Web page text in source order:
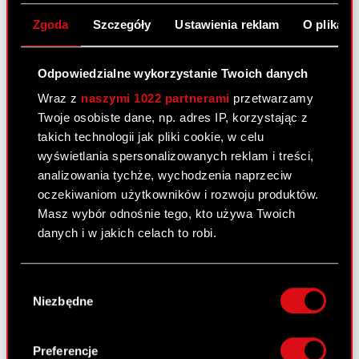
Zgoda Szczegóły Ustawienia reklam O
Odpowiedzialne wykorzystanie Twoich danych
Wraz z naszymi 1022 partnerami przetwarzamy
Twoje osobiste dane, np. adres IP, korzystając z
takich technologii jak pliki cookie, w celu
wyświetlania spersonalizowanych reklam i treści,
analizowania tychże, wychodzenia naprzeciw
oczekiwaniom użytkowników i rozwoju produktów.
Masz wybór odnośnie tego, kto używa Twoich
danych i w jakich celach to robi.
lokalizacji geograficznej z dokładnością nawet
Identyfikować Twoje urządzenie, aktywnie
zgody
Niezbędne
Preferencje
Załącznik
Raport bieżący nr 9/2009
20 kwietnia 2009
PDF
Raport bieżący numer 9/2009 –
Negocjacje zmierzające do zawarcia
znaczącej umowy
Raport bieżący nr 8/2009 – Powołanie
Rady Nadzorczej spółki OPTIMUS S.A.